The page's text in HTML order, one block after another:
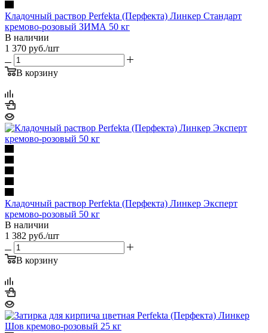
Кладочный раствор Perfekta (Перфекта) Линкер Стандарт
кремово-розовый ЗИМА 50 кг
В наличии
1 370 руб./шт
В корзину
Кладочный раствор Perfekta (Перфекта) Линкер Эксперт
кремово-розовый 50 кг
В наличии
1 382 руб./шт
В корзину